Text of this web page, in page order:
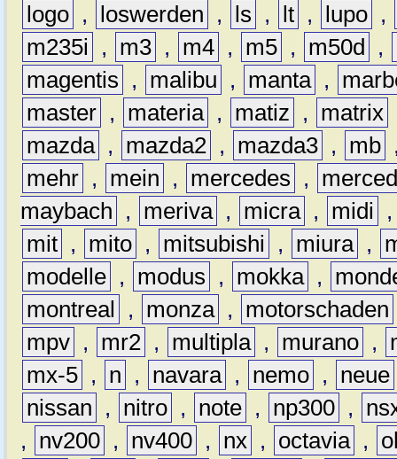
logo , loswerden , ls , lt , lupo ,
m235i
, m3 , m4 , m5 , m50d ,
magentis
, malibu , manta ,
master , materia , matiz , matrix
mazda , mazda2 , mazda3 , mb
mehr , mein , mercedes ,
maybach
, meriva , micra , midi
mit , mito , mitsubishi , miura ,
modelle , modus , mokka ,
montreal
, monza , motorschaden
mpv , mr2 , multipla , murano ,
mx-5 , n , navara , nemo , neue
nissan
, nitro , note , np300 ,
,
nv200 , nv400 , nx , octavia ,